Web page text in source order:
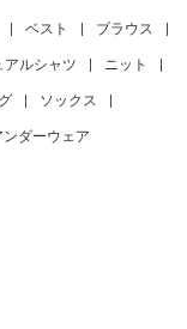
ベスト ブラウス
アルシャツ ニット
ソックス
ンダーウェア